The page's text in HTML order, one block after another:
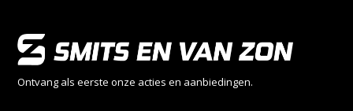
Ontvang als eerste onze acties en aanbiedingen.